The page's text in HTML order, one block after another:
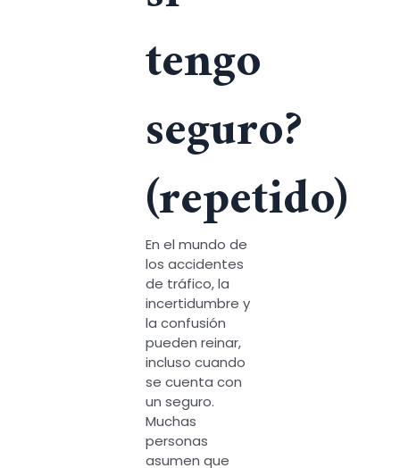
tengo
seguro?
(repetido)
En el mundo de
los accidentes
de tráfico, la
incertidumbre y
la confusión
pueden reinar,
incluso cuando
se cuenta con
un seguro.
Muchas
personas
asumen que